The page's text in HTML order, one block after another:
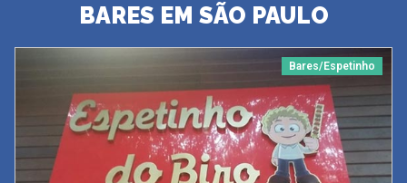
BARES EM SÃO PAULO
Bares/Espetinho